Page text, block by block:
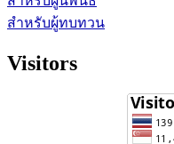
สำหรับผู้ทบทวน
Visitors